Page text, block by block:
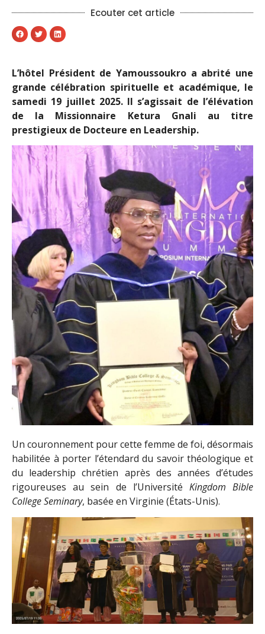
Ecouter cet article
L’hôtel Président de Yamoussoukro a abrité une
grande célébration spirituelle et académique, le
samedi 19 juillet 2025. Il s’agissait de l’élévation
de la Missionnaire Ketura Gnali au titre
prestigieux de Docteure en Leadership.
Un couronnement pour cette femme de foi, désormais
habilitée à porter l’étendard du savoir théologique et
du leadership chrétien après des années d’études
rigoureuses au sein de l’Université Kingdom Bible
College Seminary, basée en Virginie (États-Unis).